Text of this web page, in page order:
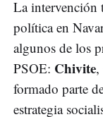
La intervención
política en
algunos de los
PSOE: Chivite,
formado parte
estrategia